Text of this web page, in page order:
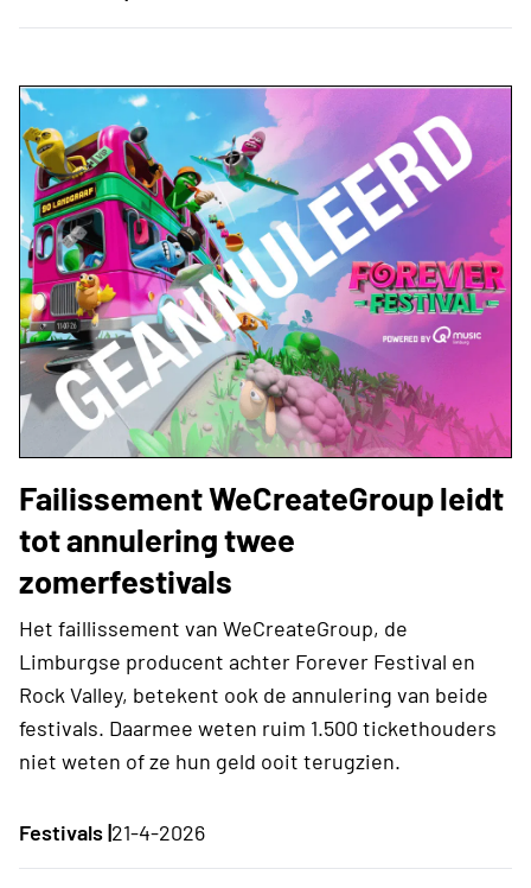
Failissement WeCreateGroup leidt
tot annulering twee
zomerfestivals
Het faillissement van WeCreateGroup, de
Limburgse producent achter Forever Festival en
Rock Valley, betekent ook de annulering van beide
festivals. Daarmee weten ruim 1.500 tickethouders
niet weten of ze hun geld ooit terugzien.
Festivals |21-4-2026